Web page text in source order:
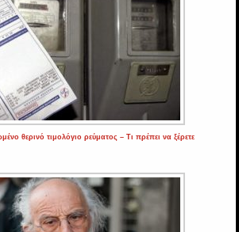
θερινό τιμολόγιο ρεύματος – Τι πρέπει να ξέρετε